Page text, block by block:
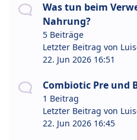
Was tun beim
Nahrung?
5 Beiträge
Letzter Beitrag von
22. Jun 2026 16:51
Combiotic Pre und
1 Beitrag
Letzter Beitrag von
22. Jun 2026 16:45